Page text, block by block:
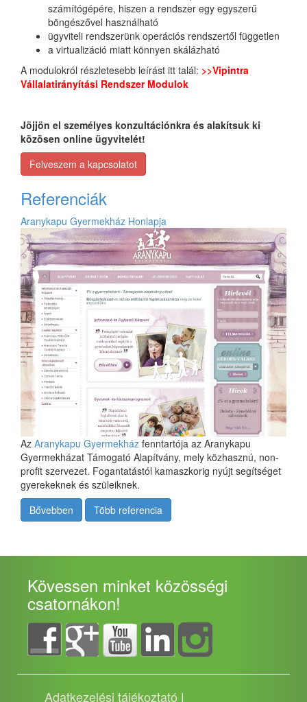
számítógépére, hiszen a rendszer egy egyszerű
böngészővel használható
ügyviteli rendszerünk operációs rendszertől független
a virtualizáció miatt könnyen skálázható
A modulokról részletesebb leírást itt talál: >>Vipintra
Vállalatirányítási Rendszer Modulok
Jöjjön el személyes konzultációnkra és alakítsuk ki
közösen online ügyvitelét!
Felveszem a kapcsolatot
Referenciák
Aranykapu Gyermekház Honlapja
Az Aranykapu Gyermekház fenntartója az Aranykapu
Gyermekházat Támogató Alapítvány, mely közhasznú, non-
profit szervezet. Fogantatástól kamaszkorig nyújt segítséget
gyerekeknek és szüleiknek.
Bővebben
Több referencia
Kövessen minket közösségi
csatornákon!
Adatkezelési tájékoztató |